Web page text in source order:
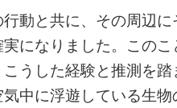
動と共に、その周辺
になりました。この
うした経験と推測を
中に浮遊している生